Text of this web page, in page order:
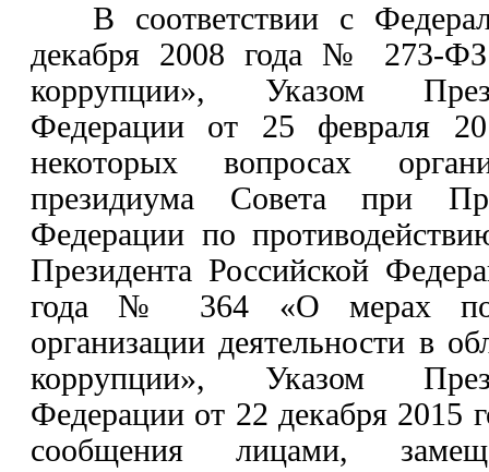
В соответствии с
декабря 2008 года № 273-ФЗ
коррупции», Указом
Федерации от 25 февраля
некоторых вопросах
президиума Совета при
Федерации по
Президента Российской
года № 364 «О мерах по
организации деятельности в
коррупции», Указом
Федерации от 22 декабря 2015
сообщения лицами,